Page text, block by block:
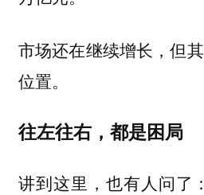
市场还在继续增长，但
位置。
往左往右，都是困局
讲到这里，也有人问了